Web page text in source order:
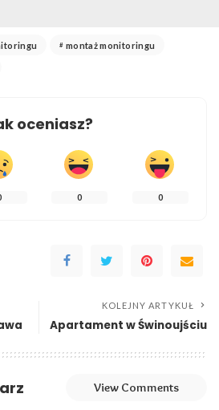
montaż monitoringu
oceniasz?
0 0
KOLEJNY ARTYKUŁ
Apartament w Świnoujściu
View Comments